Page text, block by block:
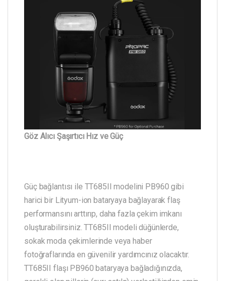
Göz Alıcı Şaşırtıcı Hız ve Güç
Güç bağlantısı ile TT685II modelini PB960 gibi
harici bir Lityum-ion bataryaya bağlayarak flaş
performansını arttırıp, daha fazla çekim imkanı
oluşturabilirsiniz. TT685II modeli düğünlerde,
sokak moda çekimlerinde veya haber
fotoğraflarında en güvenilir yardımcınız olacaktır.
TT685II flaşı PB960 bataryaya bağladığınızda,